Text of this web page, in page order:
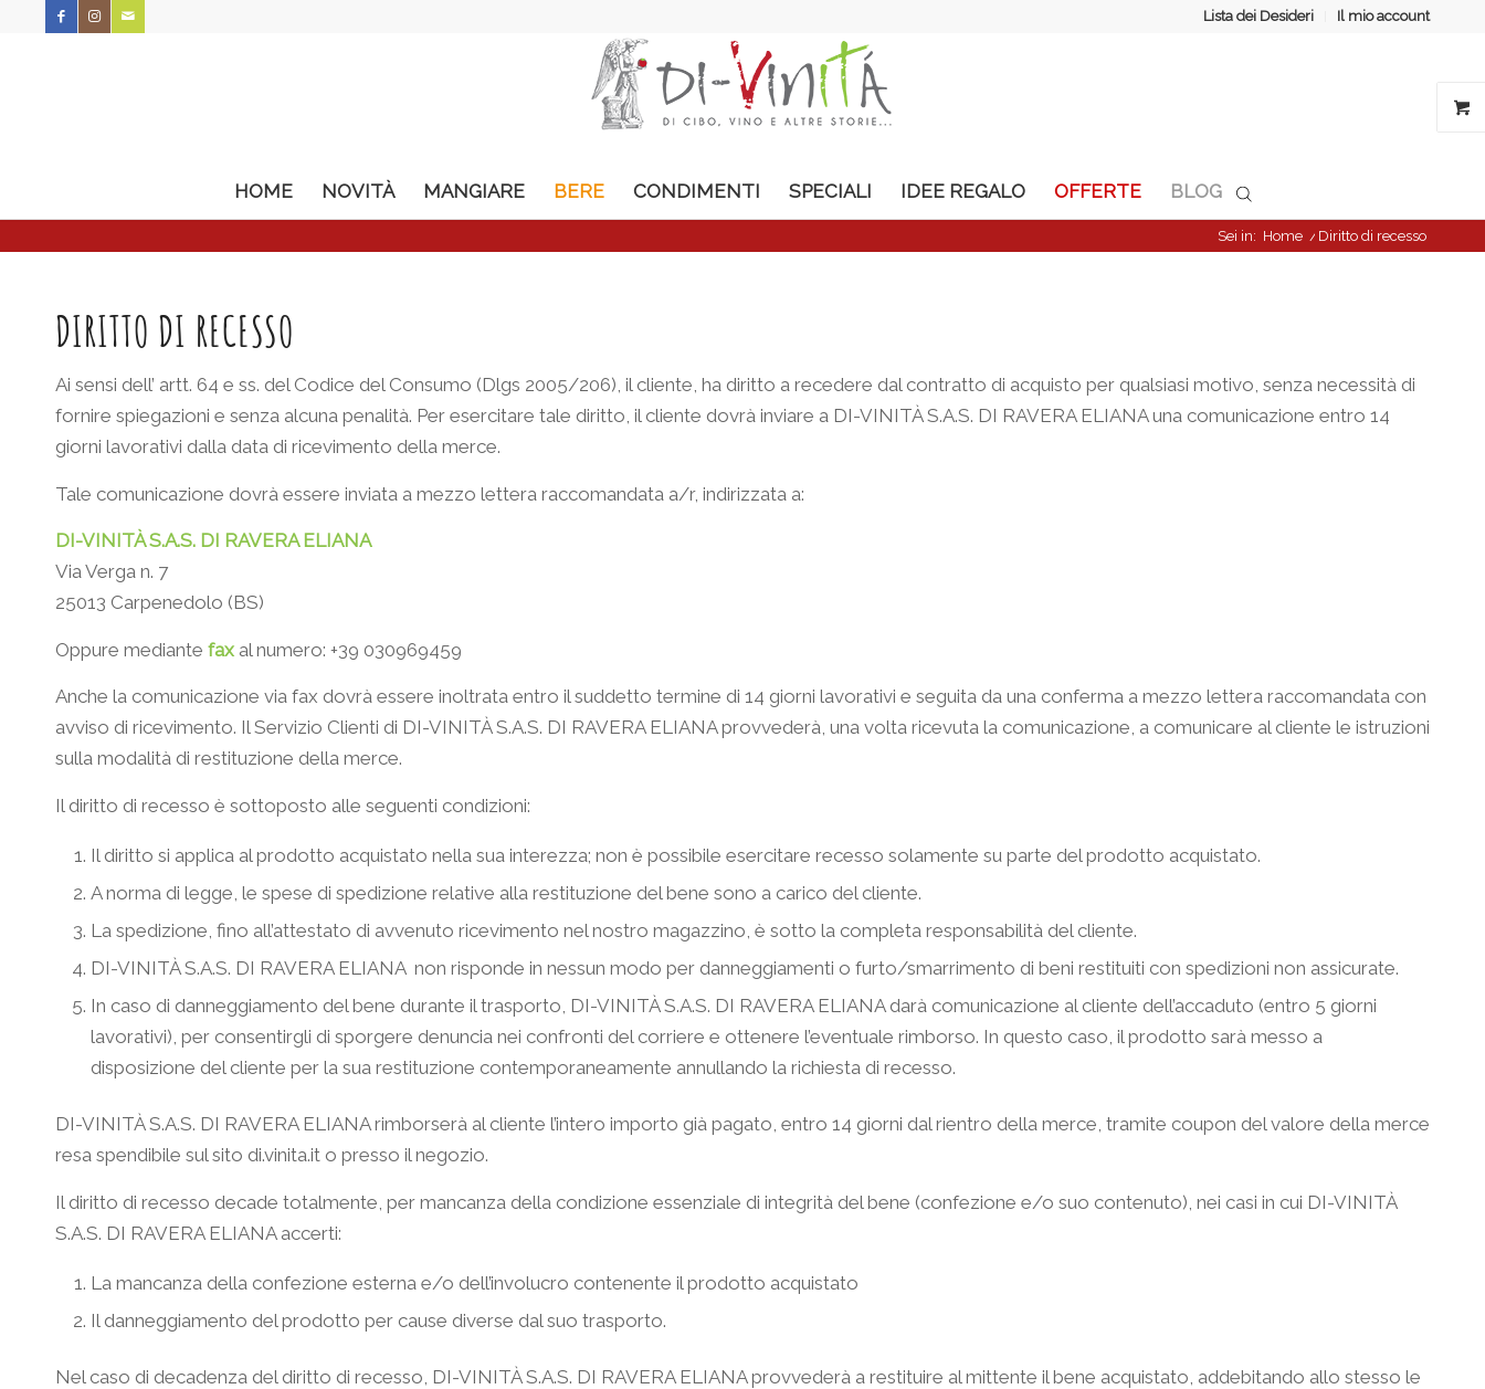
Lista dei Desideri Il mio account
HOME NOVITÀ MANGIARE BERE CONDIMENTI SPECIALI IDEE REGALO OFFERTE BLOG
Sei in: Home / Diritto di recesso
DIRITTO DI RECESSO
Ai sensi dell’ artt. 64 e ss. del Codice del Consumo (Dlgs 2005/206), il cliente, ha diritto a recedere dal contratto di acquisto per qualsiasi motivo, senza necessità di
fornire spiegazioni e senza alcuna penalità. Per esercitare tale diritto, il cliente dovrà inviare a DI-VINITÀ S.A.S. DI RAVERA ELIANA una comunicazione entro 14
giorni lavorativi dalla data di ricevimento della merce.
Tale comunicazione dovrà essere inviata a mezzo lettera raccomandata a/r, indirizzata a:
DI-VINITÀ S.A.S. DI RAVERA ELIANA
Via Verga n. 7
25013 Carpenedolo (BS)
Oppure mediante fax al numero: +39 030969459
Anche la comunicazione via fax dovrà essere inoltrata entro il suddetto termine di 14 giorni lavorativi e seguita da una conferma a mezzo lettera raccomandata con
avviso di ricevimento. Il Servizio Clienti di DI-VINITÀ S.A.S. DI RAVERA ELIANA provvederà, una volta ricevuta la comunicazione, a comunicare al cliente le istruzioni
sulla modalità di restituzione della merce.
Il diritto di recesso è sottoposto alle seguenti condizioni:
Il diritto si applica al prodotto acquistato nella sua interezza; non è possibile esercitare recesso solamente su parte del prodotto acquistato.
A norma di legge, le spese di spedizione relative alla restituzione del bene sono a carico del cliente.
La spedizione, fino all’attestato di avvenuto ricevimento nel nostro magazzino, è sotto la completa responsabilità del cliente.
DI-VINITÀ S.A.S. DI RAVERA ELIANA non risponde in nessun modo per danneggiamenti o furto/smarrimento di beni restituiti con spedizioni non assicurate.
In caso di danneggiamento del bene durante il trasporto, DI-VINITÀ S.A.S. DI RAVERA ELIANA darà comunicazione al cliente dell’accaduto (entro 5 giorni
lavorativi), per consentirgli di sporgere denuncia nei confronti del corriere e ottenere l’eventuale rimborso. In questo caso, il prodotto sarà messo a
disposizione del cliente per la sua restituzione contemporaneamente annullando la richiesta di recesso.
DI-VINITÀ S.A.S. DI RAVERA ELIANA rimborserà al cliente l’intero importo già pagato, entro 14 giorni dal rientro della merce, tramite coupon del valore della merce
resa spendibile sul sito di.vinita.it o presso il negozio.
Il diritto di recesso decade totalmente, per mancanza della condizione essenziale di integrità del bene (confezione e/o suo contenuto), nei casi in cui DI-VINITÀ
S.A.S. DI RAVERA ELIANA accerti:
La mancanza della confezione esterna e/o dell’involucro contenente il prodotto acquistato
Il danneggiamento del prodotto per cause diverse dal suo trasporto.
Nel caso di decadenza del diritto di recesso, DI-VINITÀ S.A.S. DI RAVERA ELIANA provvederà a restituire al mittente il bene acquistato, addebitando allo stesso le